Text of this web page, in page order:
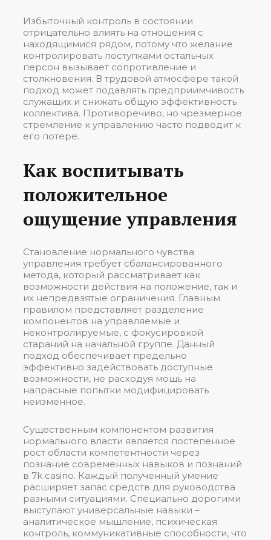
Избыточный контроль в состоянии
отрицательно влиять на отношения с
находящимися рядом, потому что желание
контролировать поступками остальных
персон вызывает сопротивление и
столкновения. В трудовой атмосфере такой
подход может подавлять предприимчивость
служащих и снижать общую эффективность
коллектива. Противоречиво, но чрезмерное
стремление к управлению часто подводит к
его потере.
Как воспитывать
положительное
ощущение управления
Становление нормального чувства
управления требует сбалансированного
метода, который рассматривает как
возможности действия на положение, так и
их непредвзятые ограничения. Главным
правилом представляет разделение
компонентов на управляемые и
неконтролируемые, с фокусировкой
стараний на начальной группе. Данный
подход обеспечивает предельно
эффективно задействовать доступные
возможности, не расходуя мощь на
напрасные попытки модифицировать
неизменное.
Существенным компонентом развития
нормального власти является постепенное
рост области компетентности через
познание современных навыков и познаний
в 7k casino. Каждый полученный умение
расширяет запас средств для руководства
разными ситуациями. Специально дорогими
выступают универсальные навыки –
аналитическое мышление, психическая
контроль, коммуникативные способности, что